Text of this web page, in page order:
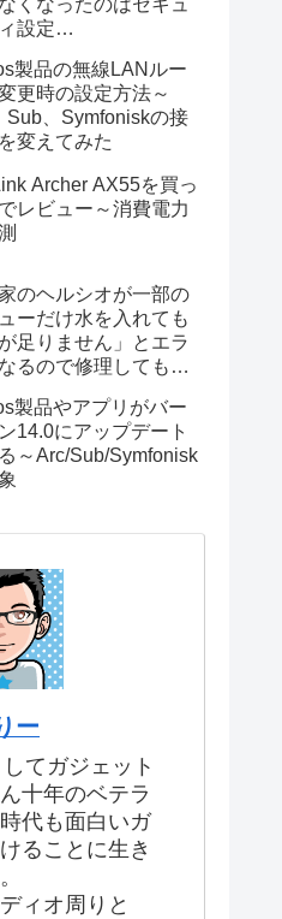
設定
製品の無線LANルー
更時の設定方法～
Sub、Symfoniskの接
変えてみた
Archer AX55を買っ
レビュー～消費電力
のヘルシオが一部の
ーだけ水を入れても
が足りません」とエラ
るので修理してもら
製品やアプリがバー
14.0にアップデート
～Arc/Sub/Symfonisk
ー
てガジェット
十年のベテラ
代も面白いガ
ることに生き
ィオ周りと